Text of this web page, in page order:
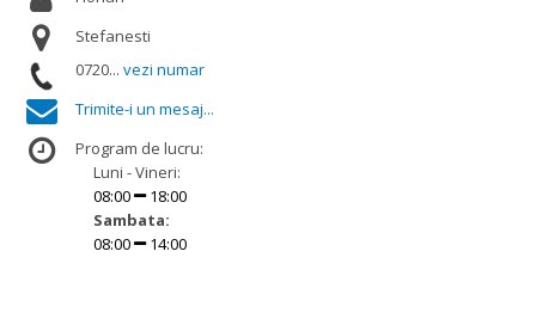
Stefanesti
0720... vezi numar
Trimite-i un mesaj...
Program de lucru:
Luni - Vineri:
08:00
18:00
Sambata:
08:00
14:00